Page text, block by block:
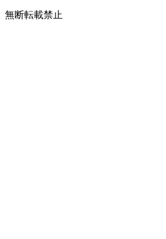
無断転載禁止